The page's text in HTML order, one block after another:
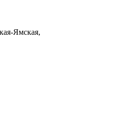
Ямская,